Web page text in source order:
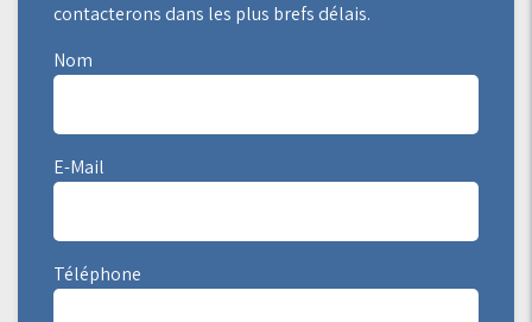
contacterons dans les plus brefs délais.
Nom
E-Mail
Téléphone